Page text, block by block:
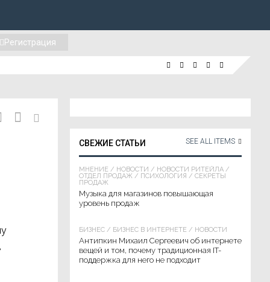
Регистрация
СВЕЖИЕ СТАТЬИ SEE ALL ITEMS
МНЕНИЕ / НОВОСТИ / НОВОСТИ РИТЕЙЛА /
ОТДЕЛ ПРОДАЖ / ПСИХОЛОГИЯ / СЕКРЕТЫ
ПРОДАЖ
Музыка для магазинов повышающая
уровень продаж
БИЗНЕС / БИЗНЕС В ИНТЕРНЕТЕ / НОВОСТИ
Антипкин Михаил Сергеевич об интернете
вещей и том, почему традиционная IT-
поддержка для него не подходит